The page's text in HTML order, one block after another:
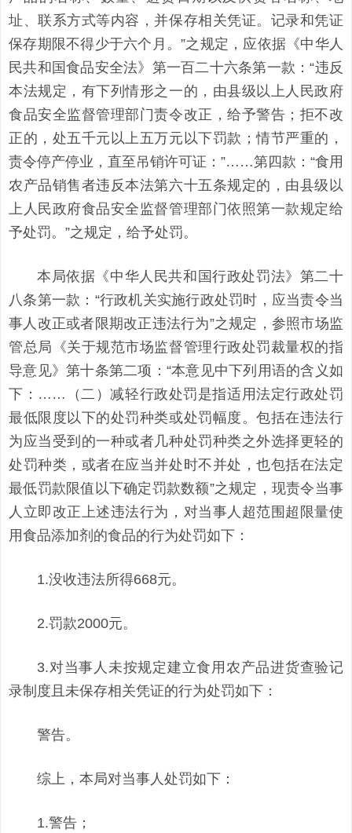
址、联系方式等内容，并保存相关凭证。记录和凭证
保存期限不得少于六个月。”之规定，应依据《中华人
民共和国食品安全法》第一百二十六条第一款：“违反
本法规定，有下列情形之一的，由县级以上人民政府
食品安全监督管理部门责令改正，给予警告；拒不改
正的，处五千元以上五万元以下罚款；情节严重的，
责令停产停业，直至吊销许可证：”……第四款：“食用
农产品销售者违反本法第六十五条规定的，由县级以
上人民政府食品安全监督管理部门依照第一款规定给
予处罚。”之规定，给予处罚。
本局依据《中华人民共和国行政处罚法》第二十
八条第一款：“行政机关实施行政处罚时，应当责令当
事人改正或者限期改正违法行为”之规定，参照市场监
管总局《关于规范市场监督管理行政处罚裁量权的指
导意见》第十条第二项：“本意见中下列用语的含义如
下：……（二）减轻行政处罚是指适用法定行政处罚
最低限度以下的处罚种类或处罚幅度。包括在违法行
为应当受到的一种或者几种处罚种类之外选择更轻的
处罚种类，或者在应当并处时不并处，也包括在法定
最低罚款限值以下确定罚款数额”之规定，现责令当事
人立即改正上述违法行为，对当事人超范围超限量使
用食品添加剂的食品的行为处罚如下：
1.没收违法所得668元。
2.罚款2000元。
3.对当事人未按规定建立食用农产品进货查验记
录制度且未保存相关凭证的行为处罚如下：
警告。
综上，本局对当事人处罚如下：
1.警告；